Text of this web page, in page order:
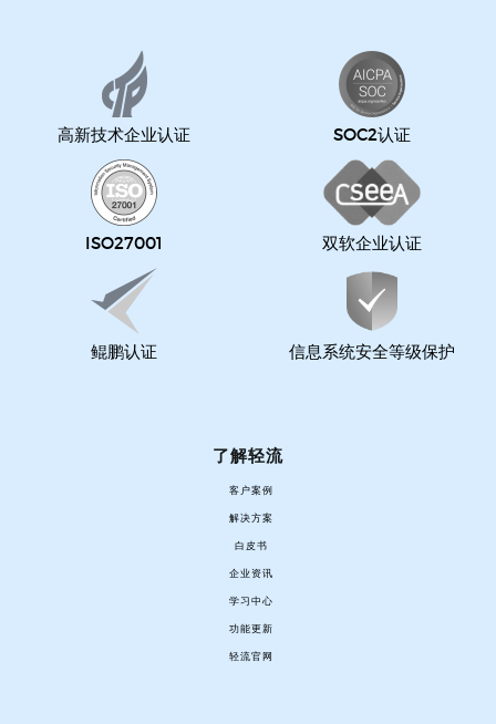
高新技术企业认证 SOC2认证
ISO27001 双软企业认证
鲲鹏认证 信息系统安全等级保护
了解轻流
客户案例
解决方案
白皮书
企业资讯
学习中心
功能更新
轻流官网